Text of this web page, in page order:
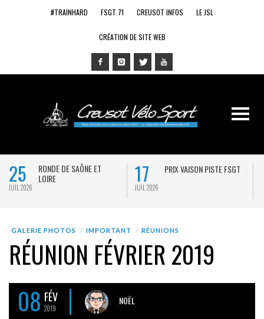
#TRAINHARD FSGT 71 CREUSOT INFOS LE JSL
CRÉATION DE SITE WEB
25
JUIL 2026
RONDE DE SAÔNE ET
LOIRE
17
JUIL 2026
PRIX VAISON PISTE FSGT
GALERIE PHOTOS IMPORTANT RÉUNIONS
RÉUNION FÉVRIER 2019
08 FÉV
2019
NOËL